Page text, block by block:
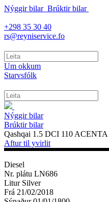
Nýggir bilar Brúktir bilar
+298 35 30 40
rs@reyniservice.fo
Um okkum
Starvsfólk
Nýggir bilar
Brúktir bilar
Qashqai 1.5 DCI 110 ACENTA
Aftur til yvirlit
Diesel
Nr. plátu LN686
LiturSilver
Frá 21/02/2018